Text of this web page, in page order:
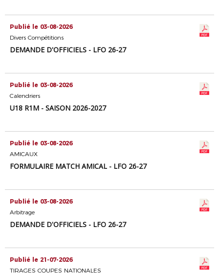
Publié le 03-08-2026
Divers Compétitions
DEMANDE D'OFFICIELS - LFO 26-27
Publié le 03-08-2026
Calendriers
U18 R1M - SAISON 2026-2027
Publié le 03-08-2026
AMICAUX
FORMULAIRE MATCH AMICAL - LFO 26-27
Publié le 03-08-2026
Arbitrage
DEMANDE D'OFFICIELS - LFO 26-27
Publié le 21-07-2026
TIRAGES COUPES NATIONALES